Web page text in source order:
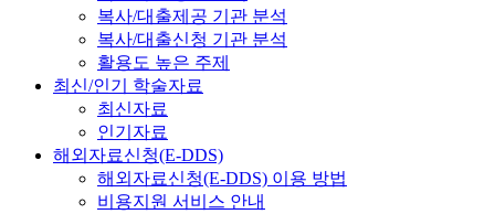
복사/대출제공 기관 분석
복사/대출신청 기관 분석
활용도 높은 주제
최신/인기 학술자료
최신자료
인기자료
해외자료신청(E-DDS)
해외자료신청(E-DDS) 이용 방법
비용지원 서비스 안내